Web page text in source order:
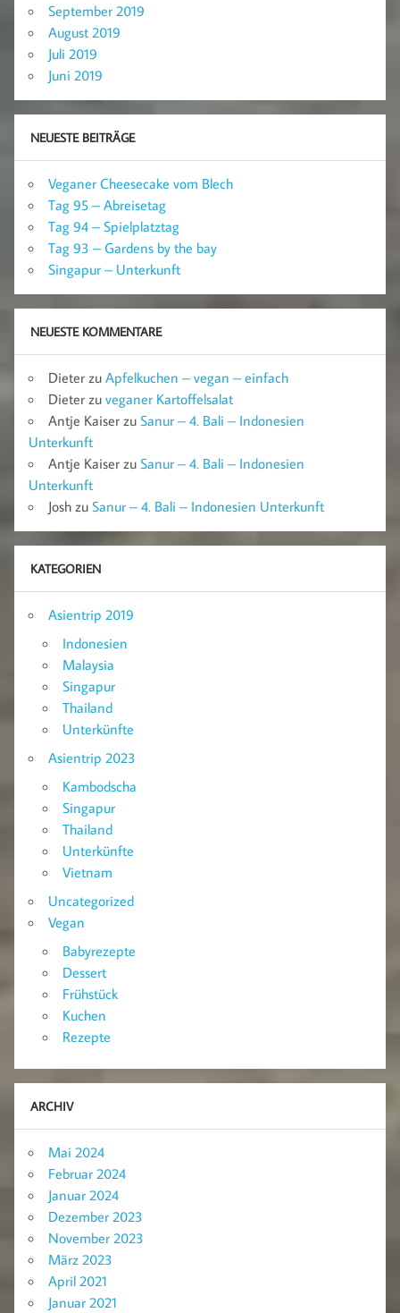
September 2019
August 2019
Juli 2019
Juni 2019
NEUESTE BEITRÄGE
Veganer Cheesecake vom Blech
Tag 95 – Abreisetag
Tag 94 – Spielplatztag
Tag 93 – Gardens by the bay
Singapur – Unterkunft
NEUESTE KOMMENTARE
Dieter zu Apfelkuchen – vegan – einfach
Dieter zu veganer Kartoffelsalat
Antje Kaiser zu Sanur – 4. Bali – Indonesien
Unterkunft
Antje Kaiser zu Sanur – 4. Bali – Indonesien
Unterkunft
Josh zu Sanur – 4. Bali – Indonesien Unterkunft
KATEGORIEN
Asientrip 2019
Indonesien
Malaysia
Singapur
Thailand
Unterkünfte
Asientrip 2023
Kambodscha
Singapur
Thailand
Unterkünfte
Vietnam
Uncategorized
Vegan
Babyrezepte
Dessert
Frühstück
Kuchen
Rezepte
ARCHIV
Mai 2024
Februar 2024
Januar 2024
Dezember 2023
November 2023
März 2023
April 2021
Januar 2021